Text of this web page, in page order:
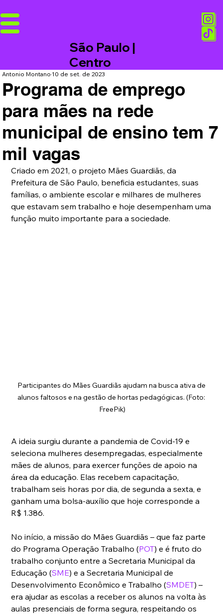
São Paulo |
Centro
Programa de emprego
para mães na rede
municipal de ensino tem 7
mil vagas
Antonio Montano10 de set. de 2023
Criado em 2021, o projeto Mães Guardiãs, da
Prefeitura de São Paulo, beneficia estudantes, suas
famílias, o ambiente escolar e milhares de mulheres
que estavam sem trabalho e hoje desempenham uma
função muito importante para a sociedade.
Participantes do Mães Guardiãs ajudam na busca ativa de
alunos faltosos e na gestão de hortas pedagógicas. (Foto:
FreePik)
A ideia surgiu durante a pandemia de Covid-19 e
seleciona mulheres desempregadas, especialmente
mães de alunos, para exercer funções de apoio na
área da educação. Elas recebem capacitação,
trabalham seis horas por dia, de segunda a sexta, e
ganham uma bolsa-auxílio que hoje corresponde a
R$ 1.386.
No início, a missão do Mães Guardiãs – que faz parte
do Programa Operação Trabalho (POT) e é fruto do
trabalho conjunto entre a Secretaria Municipal da
Educação (SME) e a Secretaria Municipal de
Desenvolvimento Econômico e Trabalho (SMDET) –
era ajudar as escolas a receber os alunos na volta às
aulas presenciais de forma segura, respeitando os